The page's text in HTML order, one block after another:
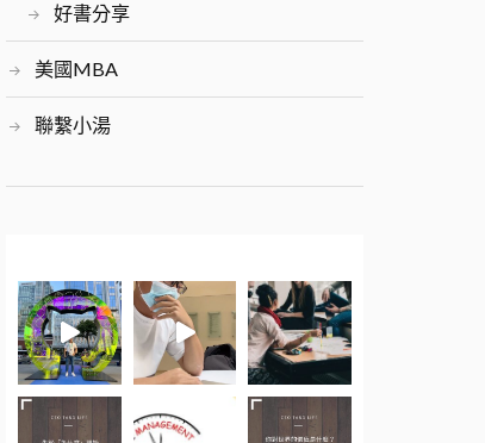
好書分享
美國MBA
聯繫小湯